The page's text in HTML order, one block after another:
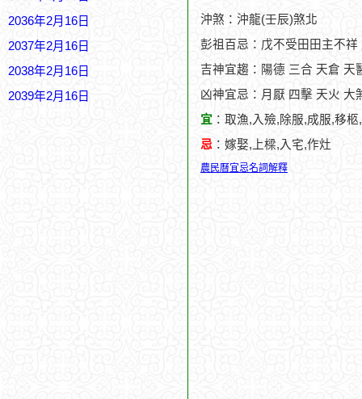
2036年2月16日
2037年2月16日
2038年2月16日
2039年2月16日
沖煞：沖龍(壬辰)煞北
彭祖百忌：戊不受田田主不
吉神宜趨：陽德 三合 天倉 天
凶神宜忌：月厭 四擊 天火 大
宜 ：取漁,入殮,除服,成服,移
忌 ：嫁娶,上樑,入宅,作灶
農民曆宜忌名詞解釋